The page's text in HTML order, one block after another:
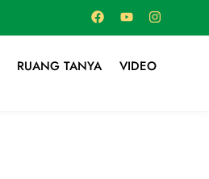
RUANG TANYA VIDEO